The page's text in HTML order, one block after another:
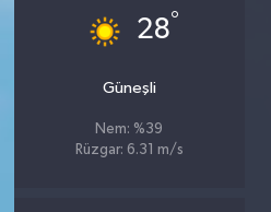
28°
Güneşli
Nem: %39
Rüzgar: 6.31 m/s